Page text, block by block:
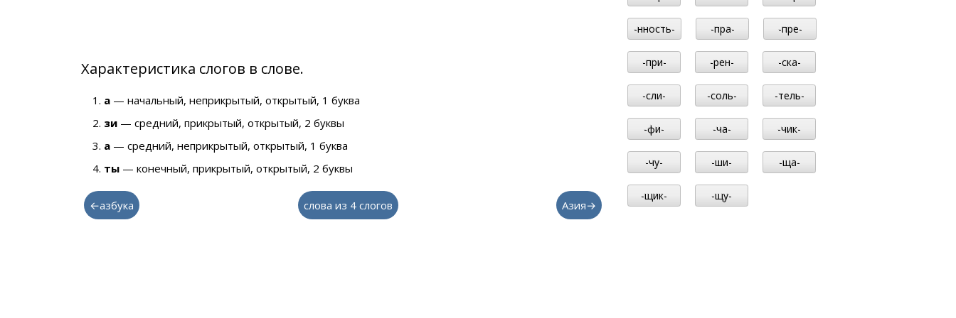
Характеристика слогов в слове.
а — начальный, неприкрытый, открытый, 1 буква
зи — средний, прикрытый, открытый, 2 буквы
а — средний, неприкрытый, открытый, 1 буква
ты — конечный, прикрытый, открытый, 2 буквы
←азбука слова из 4 слогов Азия→
-нность- -пра- -пре-
-при- -рен- -ска-
-сли- -соль- -тель-
-фи- -ча- -чик-
-чу- -ши- -ща-
-щик- -щу-